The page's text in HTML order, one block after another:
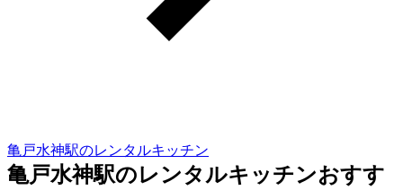
亀戸水神駅のレンタルキッチン
亀戸水神駅のレンタルキッチンおすす